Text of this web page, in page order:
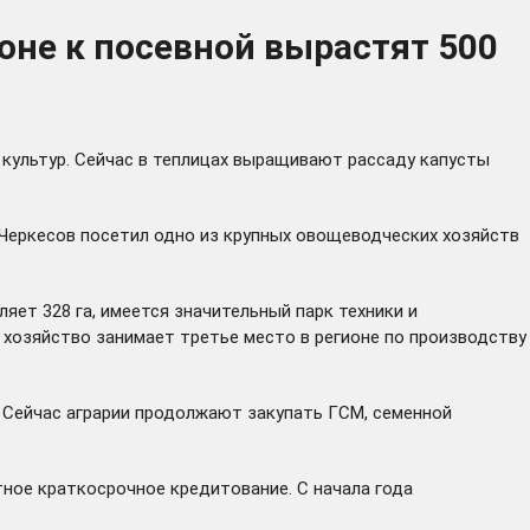
к посевной вырастят 500
Сейчас в теплицах выращивают рассаду капусты
посетил одно из крупных овощеводческих хозяйств
328 га, имеется значительный парк техники и
занимает третье место в регионе по производству
аграрии продолжают закупать ГСМ, семенной
краткосрочное кредитование. С начала года